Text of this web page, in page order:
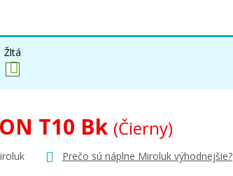
Žltá
T10 Bk (Čierny)
Prečo sú náplne Miroluk výhodnejšie?